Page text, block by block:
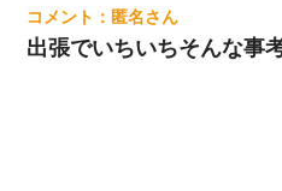
匿名
出張でいちいちそんな事